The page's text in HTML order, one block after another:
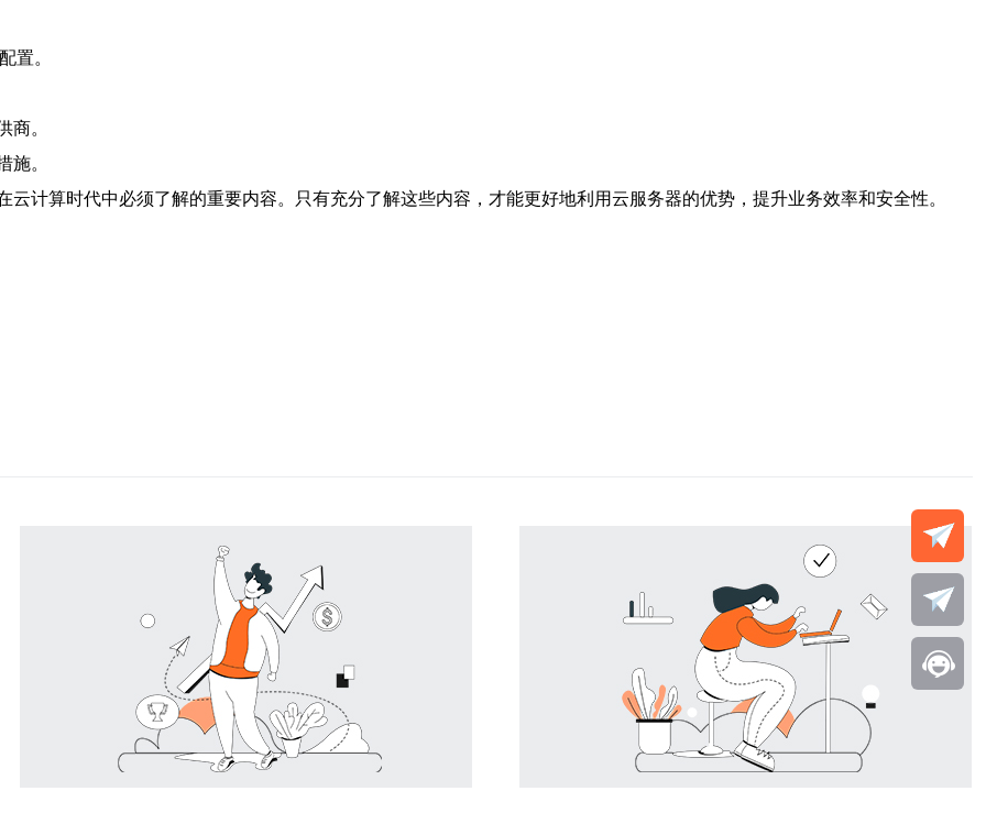
置。
商。
施。
计算时代中必须了解的重要内容。只有充分了解这些内容，才能更好地利用云服务器的优势，提升业务效率和安全性。